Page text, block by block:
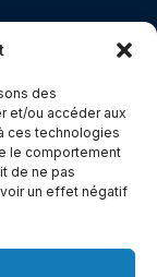
des
et/ou accéder aux
ces technologies
le comportement
de ne pas
un effet négatif